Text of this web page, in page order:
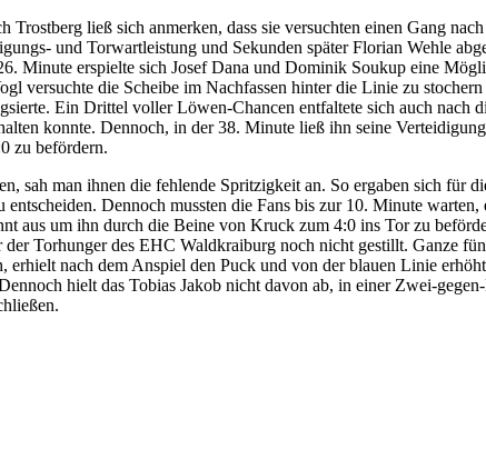
ließ sich anmerken, dass sie versuchten einen Gang
und Torwartleistung und Sekunden später Florian Wehle
Minute erspielte sich Josef Dana und Dominik Soukup eine
versuchte die Scheibe im Nachfassen hinter die Linie zu
Ein Drittel voller Löwen-Chancen entfaltete sich auch nach
konnte. Dennoch, in der 38. Minute ließ ihn seine
zu befördern.
sah man ihnen die fehlende Spritzigkeit an. So ergaben sich für
Dennoch mussten die Fans bis zur 10. Minute
aus um ihn durch die Beine von Kruck zum 4:0 ins Tor zu
Torhunger des EHC Waldkraiburg noch nicht gestillt. Ganze
nach dem Anspiel den Puck und von der blauen Linie
hielt das Tobias Jakob nicht davon ab, in einer Zwei-